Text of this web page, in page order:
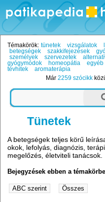
Témakörök: tünetek vizsgálatok
betegségek
szakkifejezések
személyek
szervezetek
gyógymódok
homeopátia egyéb
tévhitek
aromaterápia
Már2259 szócikk
Tünetek
A betegségek teljes körű
okok, lefolyás, diagnózis,
megelőzés, életviteli tanácsok.
Bejegyzések ebben a